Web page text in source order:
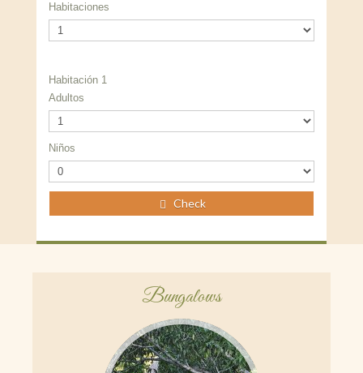
Habitaciones
Habitación 1
Adultos
Niños
Check
Bungalows